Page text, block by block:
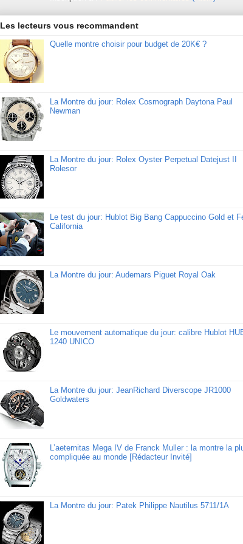
Les lecteurs vous recommandent
Quelle montre choisir pour budget de 20K€ ?
La Montre du jour: Rolex Cosmograph Daytona Paul
Newman
La Montre du jour: Rolex Oyster Perpetual Datejust II
Rolesor
Le test du jour: Hublot Big Bang Cappuccino Gold et
California
La Montre du jour: Audemars Piguet Royal Oak
Le mouvement automatique du jour: calibre Hublot
1240 UNICO
La Montre du jour: JeanRichard Diverscope JR1000
Goldwaters
L’aeternitas Mega IV de Franck Muller : la montre la
compliquée au monde [Rédacteur Invité]
La Montre du jour: Patek Philippe Nautilus 5711/1A